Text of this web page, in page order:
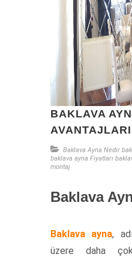
BAKLAVA
Baklava Ayna Nedir
baklava ayna Fiyatları
montaj
Baklava
Baklava ayna,
üzere daha